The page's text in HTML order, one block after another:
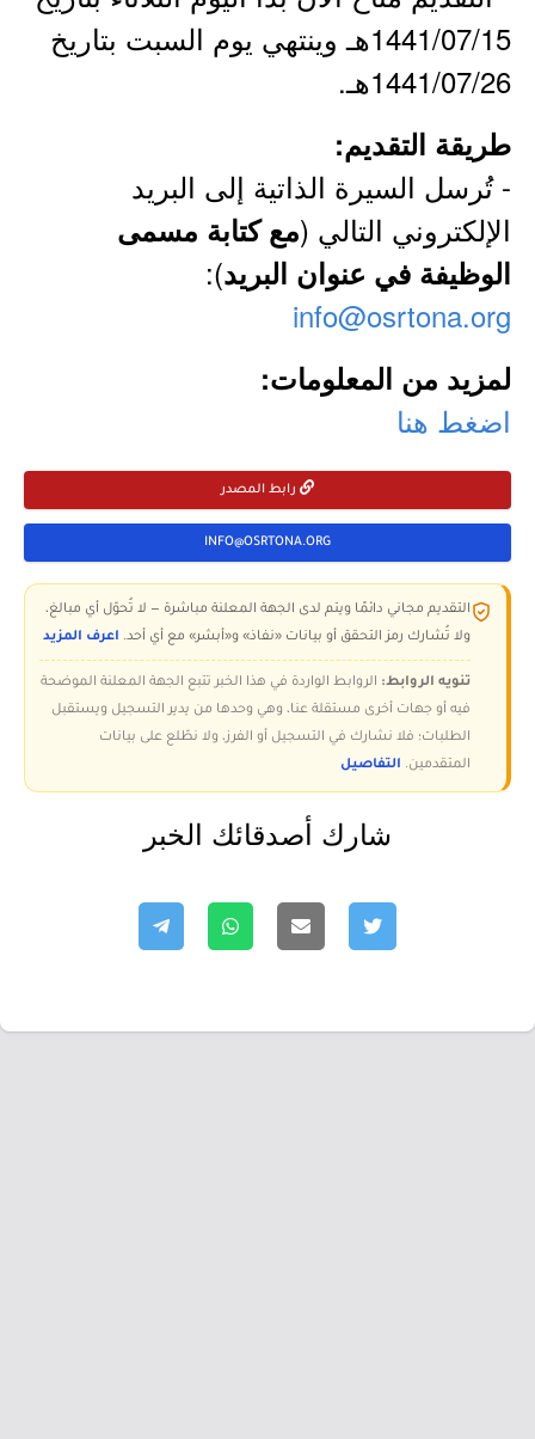
1441/07/15هـ وينتهي يوم السبت بتاريخ
1441/07/26هـ.
طريقة التقديم:
- تُرسل السيرة الذاتية إلى البريد
الإلكتروني التالي (مع كتابة مسمى
الوظيفة في عنوان البريد):
info@osrtona.org
لمزيد من المعلومات:
اضغط هنا
رابط المصدر
INFO@OSRTONA.ORG
التقديم مجاني دائمًا ويتم لدى الجهة المعلنة مباشرة — لا تُحوّل أي مبالغ،
ولا تُشارك رمز التحقق أو بيانات «نفاذ» و«أبشر» مع أي أحد. اعرف المزيد
تنويه الروابط: الروابط الواردة في هذا الخبر تتبع الجهة المعلنة الموضحة
فيه أو جهات أخرى مستقلة عنا، وهي وحدها من يدير التسجيل ويستقبل
الطلبات؛ فلا نشارك في التسجيل أو الفرز، ولا نطّلع على بيانات
المتقدمين. التفاصيل
شارك أصدقائك الخبر